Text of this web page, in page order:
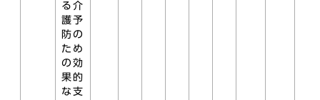
る介
護予
防の
ため
の効
果的
な支